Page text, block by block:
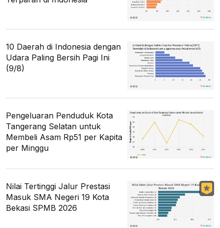
10 Daerah di Indonesia dengan
Udara Paling Bersih Pagi Ini
(9/8)
Pengeluaran Penduduk Kota
Tangerang Selatan untuk
Membeli Asam Rp51 per Kapita
per Minggu
Nilai Tertinggi Jalur Prestasi
Masuk SMA Negeri 19 Kota
Bekasi SPMB 2026